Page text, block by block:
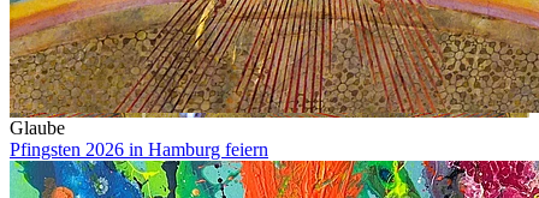
Glaube
Pfingsten 2026 in Hamburg feiern